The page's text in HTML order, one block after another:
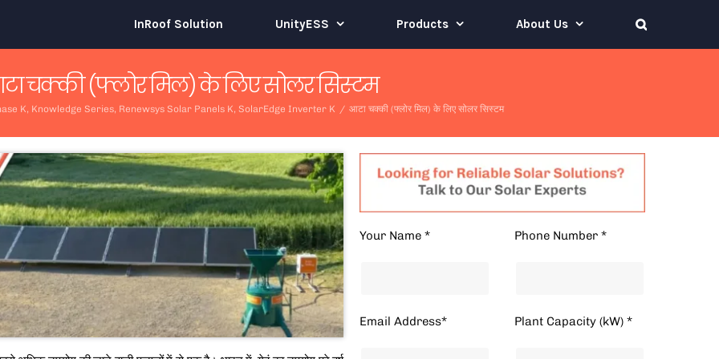
InRoof Solution UnityESS Products About Us
चक्की (फ्लोर मिल) के लिए सोलर सिस्टम
K, Knowledge Series, Renewsys Solar Panels K, SolarEdge Inverter K / आटा चक्की (फ्लोर मिल) के लिए सोलर सिस्टम
Your Name * Phone Number *
Email Address* Plant Capacity (kW) *